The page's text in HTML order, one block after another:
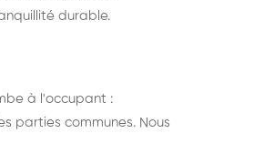
durable.
à l'occupant :
parties communes. Nous